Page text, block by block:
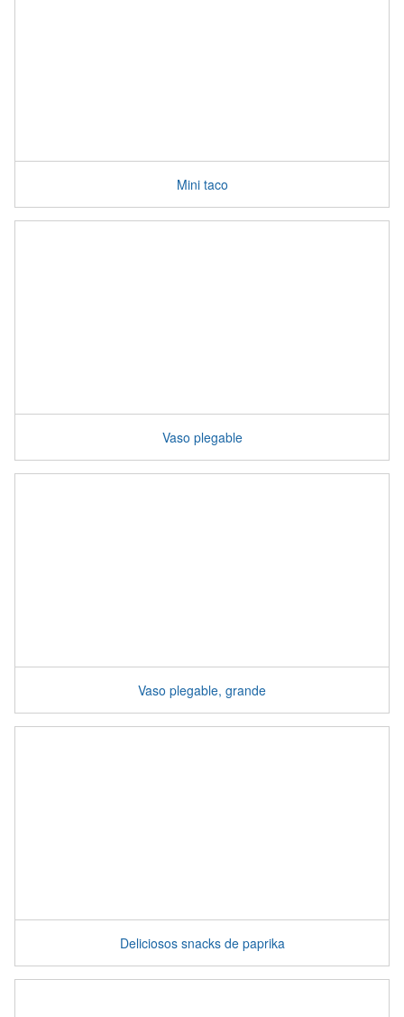
Mini taco
Vaso plegable
Vaso plegable, grande
Deliciosos snacks de paprika